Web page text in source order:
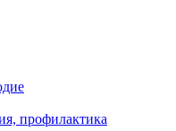
профилактика